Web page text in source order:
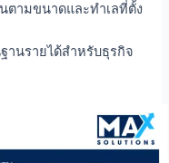
ตามขนาดและทำเลที่ตั้ง
านรายได้สำหรับธุรกิจ